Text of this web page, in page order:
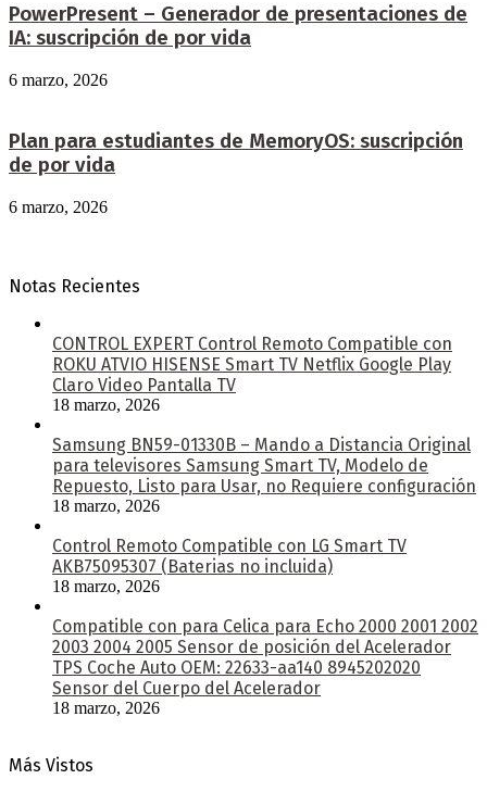
PowerPresent – Generador de presentaciones de
IA: suscripción de por vida
6 marzo, 2026
Plan para estudiantes de MemoryOS: suscripción
de por vida
6 marzo, 2026
Notas Recientes
CONTROL EXPERT Control Remoto Compatible con
ROKU ATVIO HISENSE Smart TV Netflix Google Play
Claro Video Pantalla TV
18 marzo, 2026
Samsung BN59-01330B – Mando a Distancia Original
para televisores Samsung Smart TV, Modelo de
Repuesto, Listo para Usar, no Requiere configuración
18 marzo, 2026
Control Remoto Compatible con LG Smart TV
AKB75095307 (Baterias no incluida)
18 marzo, 2026
Compatible con para Celica para Echo 2000 2001 2002
2003 2004 2005 Sensor de posición del Acelerador
TPS Coche Auto OEM: 22633-aa140 8945202020
Sensor del Cuerpo del Acelerador
18 marzo, 2026
Más Vistos